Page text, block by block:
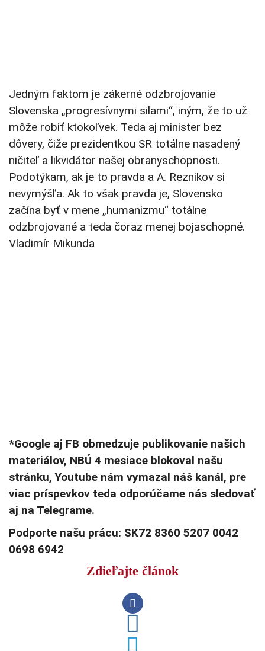
Jedným faktom je zákerné odzbrojovanie
Slovenska „progresívnymi silami“, iným, že to už
môže robiť ktokoľvek. Teda aj minister bez
dôvery, čiže prezidentkou SR totálne nasadený
ničiteľ a likvidátor našej obranyschopnosti.
Podotýkam, ak je to pravda a A. Reznikov si
nevymýšľa. Ak to však pravda je, Slovensko
začína byť v mene „humanizmu“ totálne
odzbrojované a teda čoraz menej bojaschopné.
Vladimír Mikunda
*Google aj FB obmedzuje publikovanie našich
materiálov, NBÚ 4 mesiace blokoval našu
stránku, Youtube nám vymazal náš kanál, pre
viac príspevkov teda odporúčame nás sledovať
aj na Telegrame.
Podporte našu prácu: SK72 8360 5207 0042
0698 6942
Zdieľajte článok